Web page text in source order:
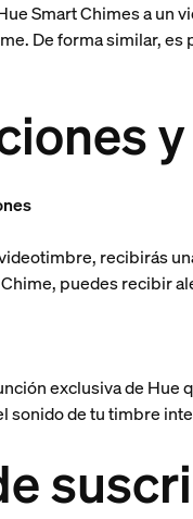
Smart Chimes a un
De forma similar,
recibirás
puedes recibir
exclusiva de Hue
sonido de tu timbre